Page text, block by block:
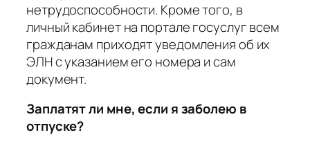
нетрудоспособности. Кроме того, в
личный кабинет на портале госуслуг всем
гражданам приходят уведомления об их
ЭЛН с указанием его номера и сам
документ.
Заплатят ли мне, если я заболею в
отпуске?